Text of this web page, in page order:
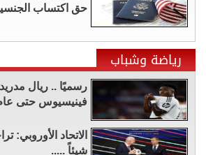
حق اكتساب
رياضة وشباب
رسميًا .. ريال
فينيسيوس حتى عام
الاتحاد الأوروبي:
شيئاً .....